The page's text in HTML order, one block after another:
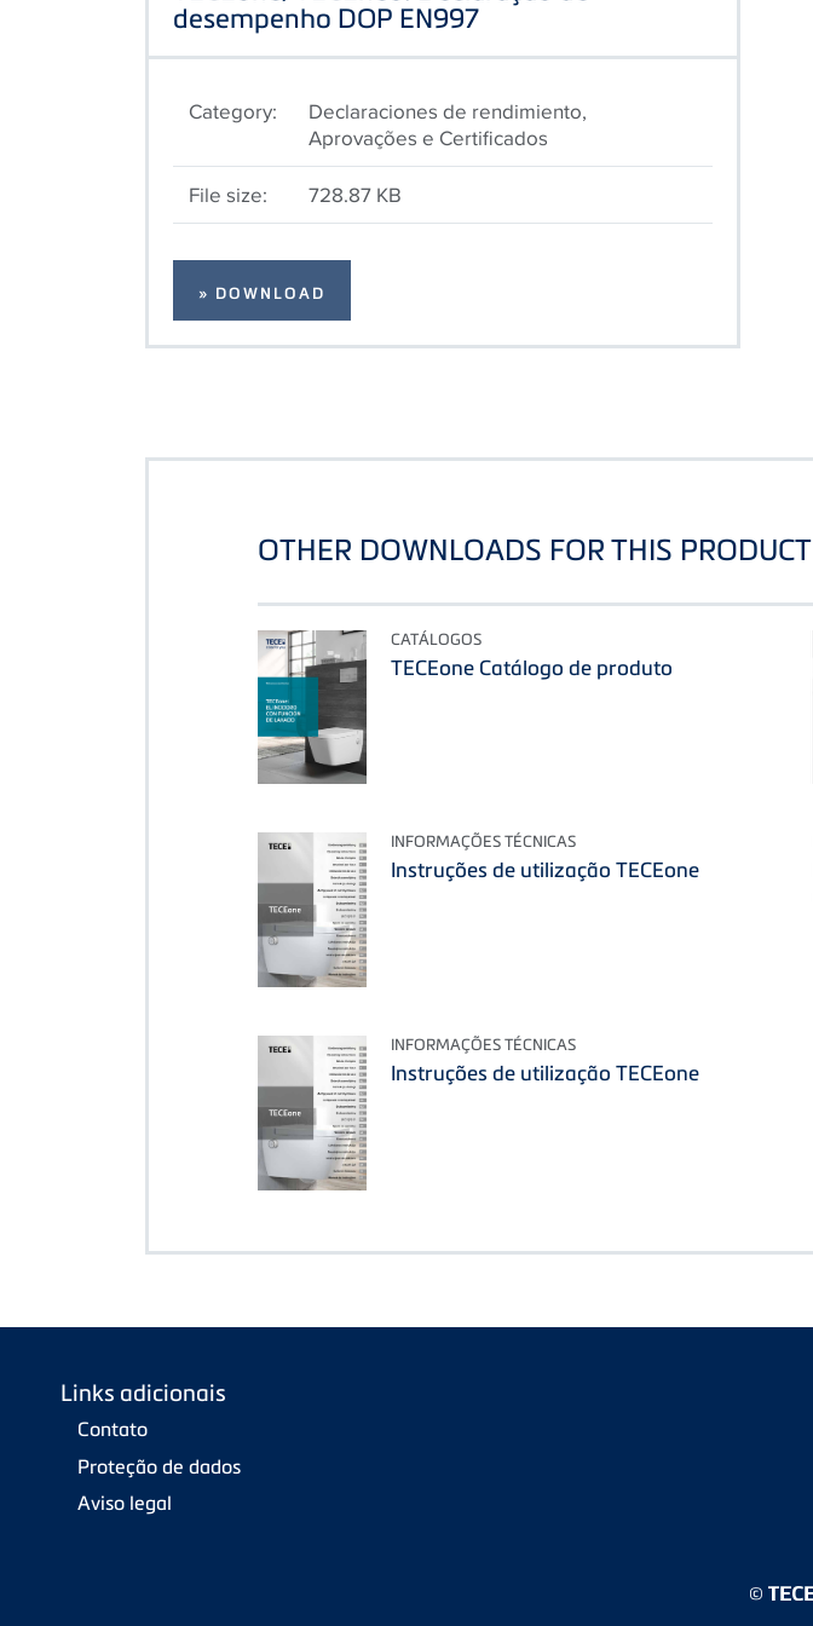
desempenho DOP EN997
Category:
Declaraciones de rendimiento,
Aprovações e Certificados
File size:
728.87 KB
» DOWNLOAD
OTHER DOWNLOADS FOR THIS PRODUCT
CATÁLOGOS
TECEone Catálogo de produto
INFORMAÇÕES TÉCNICAS
Instruções de utilização TECEone
INFORMAÇÕES TÉCNICAS
Instruções de utilização TECEone
Links adicionais
Contato
Proteção de dados
Aviso legal
©